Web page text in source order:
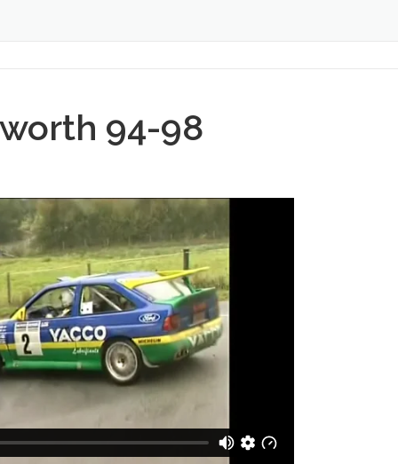
94-98